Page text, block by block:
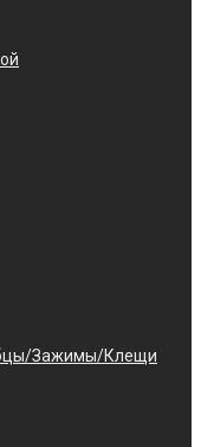
Зажимы/Клещи